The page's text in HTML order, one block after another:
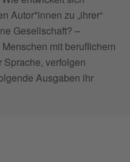
Autor*innen zu „ihrer“
Gesellschaft? –
mit beruflichem
verfolgen
Ausgaben ihr